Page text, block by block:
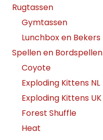
Rugtassen
Gymtassen
Lunchbox en Bekers
Spellen en Bordspellen
Coyote
Exploding Kittens NL
Exploding Kittens UK
Forest Shuffle
Heat